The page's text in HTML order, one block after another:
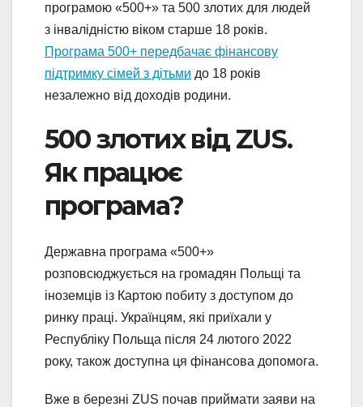
програмою «500+» та 500 злотих для людей
з інвалідністю віком старше 18 років.
Програма 500+ передбачає фінансову
підтримку сімей з дітьми до 18 років
незалежно від доходів родини.
500 злотих від ZUS.
Як працює
програма?
Державна програма «500+»
розповсюджується на громадян Польщі та
іноземців із Картою побиту з доступом до
ринку праці. Українцям, які приїхали у
Республіку Польща після 24 лютого 2022
року, також доступна ця фінансова допомога.
Вже в березні ZUS почав приймати заяви на